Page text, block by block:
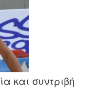
και συντριβή